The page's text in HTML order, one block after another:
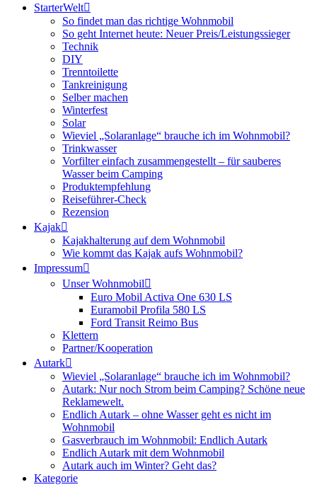
StarterWelt
So findet man das richtige Wohnmobil
So geht Internet heute: Neuer Preis/Leistungssieger
Technik
DIY
Trenntoilette
Tankreinigung
Selber machen
Winterfest
Solar
Wieviel „Solaranlage“ brauche ich im Wohnmobil?
Trinkwasser
Vorfilter einfach zusammengestellt – für sauberes
Wasser beim Camping
Produktempfehlung
Reiseführer-Check
Rezension
Kajak
Kajakhalterung auf dem Wohnmobil
Wie kommt das Kajak aufs Wohnmobil?
Impressum
Unser Wohnmobil
Euro Mobil Activa One 630 LS
Euramobil Profila 580 LS
Ford Transit Reimo Bus
Klettern
Partner/Kooperation
Autark
Wieviel „Solaranlage“ brauche ich im Wohnmobil?
Autark: Nur noch Strom beim Camping? Schöne neue
Reklamewelt.
Endlich Autark – ohne Wasser geht es nicht im
Wohnmobil
Gasverbrauch im Wohnmobil: Endlich Autark
Endlich Autark mit dem Wohnmobil
Autark auch im Winter? Geht das?
Kategorie